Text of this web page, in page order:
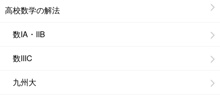
高校数学の解法
数IA・IIB
数IIIC
九州大